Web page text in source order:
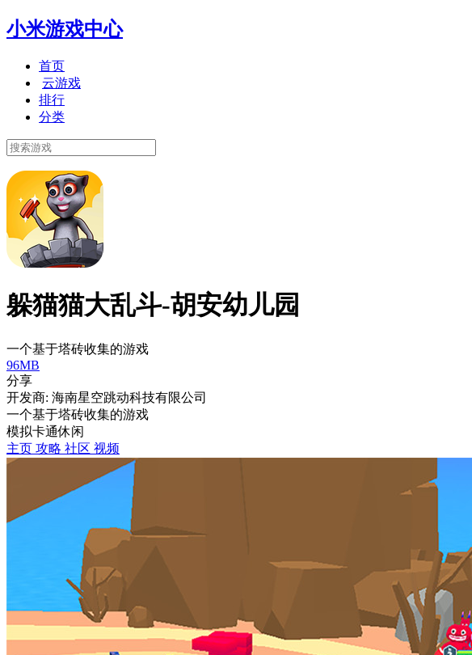
小米游戏中心
首页
云游戏
排行
分类
躲猫猫大乱斗-胡安幼儿园
一个基于塔砖收集的游戏
96MB
分享
开发商: 海南星空跳动科技有限公司
一个基于塔砖收集的游戏
模拟卡通休闲
主页 攻略 社区 视频